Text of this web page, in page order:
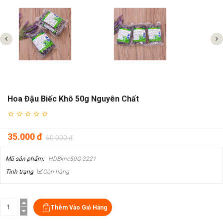
Hoa Đậu Biếc Khô 50g Nguyên Chất
35.000 đ 60.000 đ
Mã sản phẩm: HDBknc50G-2221
Tình trạng
Còn hàng